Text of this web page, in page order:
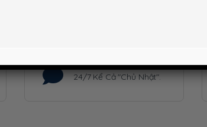
HỖ TRỢ TƯ VẤN
24/7 Kể Cả "Chủ Nhật".